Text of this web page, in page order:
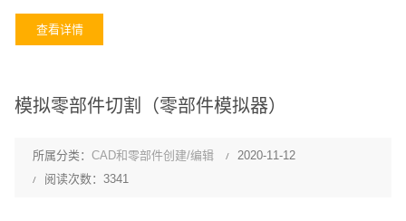
查看详情
模拟零部件切割（零部件模拟器）
所属分类： CAD和零部件创建/编辑
2020-11-12
阅读次数：3341